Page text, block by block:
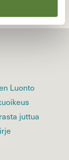
Luonto
juttua